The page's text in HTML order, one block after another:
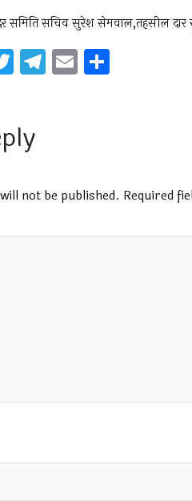
समिति सचिव सुरेश सेमवाल,तहसील
T
wi
er
T
el
m
E
m
not be published. Required